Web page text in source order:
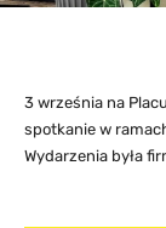
3 września na
spotkanie w
Wydarzenia była